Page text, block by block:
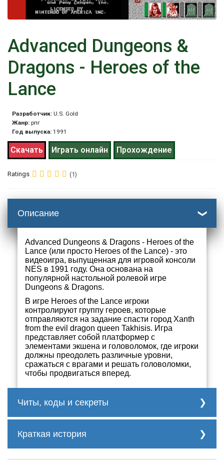
Advanced Dungeons &
Dragons - Heroes of the
Lance
Разработчик: U.S. Gold
Жанр: рпг
Год выпуска: 1991
Скачать Играть онлайн Прохождение
Ratings (1)
Описание
Advanced Dungeons & Dragons - Heroes of the
Lance (или просто Heroes of the Lance) - это
видеоигра, выпущенная для игровой консоли
NES в 1991 году. Она основана на
популярной настольной ролевой игре
Dungeons & Dragons.
В игре Heroes of the Lance игроки
контролируют группу героев, которые
отправляются на задание спасти город Xanth
from the evil dragon queen Takhisis. Игра
представляет собой платформер с
элементами экшена и головоломок, где игроки
должны преодолеть различные уровни,
сражаться с врагами и решать головоломки,
чтобы продвигаться вперед.
Читы, коды и секреты
Краткая история